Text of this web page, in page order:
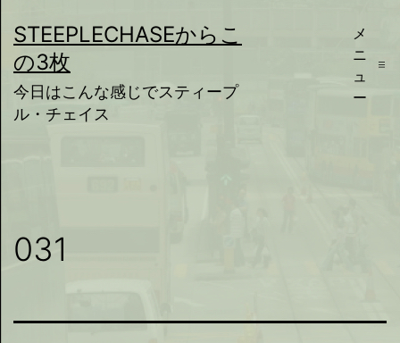
ン
テ
ッ
STEEPLECHASEからこ
の3枚
今日はこんな感じでスティープ
ル・チェイス
メ
ニ
ュ
ー
031